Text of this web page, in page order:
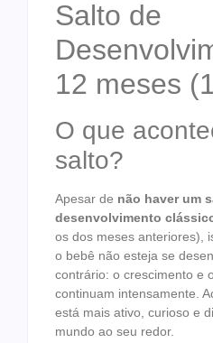
Salto de
12 meses
O que
salto?
Apesar de não haver um
desenvolvimento
os dos meses anteriores),
o bebê não esteja se
contrário: o crescimento e
continuam intensamente.
está mais ativo, curioso e
mundo ao seu redor.